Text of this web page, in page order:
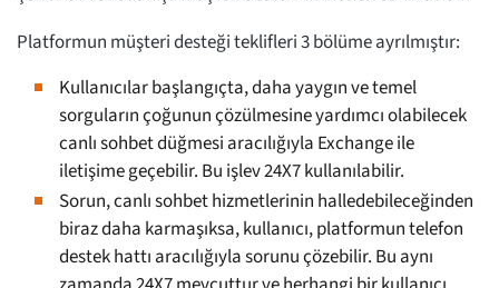
Platformun müşteri desteği teklifleri 3 bölüme ayrılmıştır:
Kullanıcılar başlangıçta, daha yaygın ve temel
sorguların çoğunun çözülmesine yardımcı olabilecek
canlı sohbet düğmesi aracılığıyla Exchange ile
iletişime geçebilir. Bu işlev 24X7 kullanılabilir.
Sorun, canlı sohbet hizmetlerinin halledebileceğinden
biraz daha karmaşıksa, kullanıcı, platformun telefon
destek hattı aracılığıyla sorunu çözebilir. Bu aynı